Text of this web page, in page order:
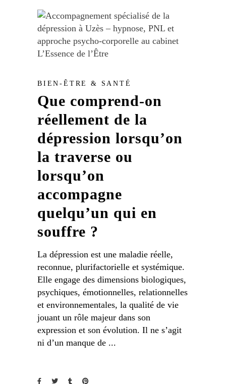
BIEN-ÊTRE & SANTÉ
Que comprend-on
réellement de la
dépression lorsqu’on
la traverse ou
lorsqu’on
accompagne
quelqu’un qui en
souffre ?
La dépression est une maladie réelle,
reconnue, plurifactorielle et systémique.
Elle engage des dimensions biologiques,
psychiques, émotionnelles, relationnelles
et environnementales, la qualité de vie
jouant un rôle majeur dans son
expression et son évolution. Il ne s’agit
ni d’un manque de